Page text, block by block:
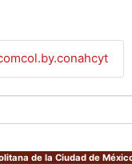
de la Ciudad de